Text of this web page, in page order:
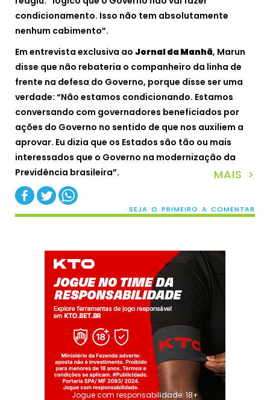
condicionamento. Isso não tem absolutamente
nenhum cabimento”.
Em entrevista exclusiva ao Jornal da Manhã, Marun
disse que não rebateria o companheiro da linha de
frente na defesa do Governo, porque disse ser uma
verdade: “Não estamos condicionando. Estamos
conversando com governadores beneficiados por
ações do Governo no sentido de que nos auxiliem a
aprovar. Eu dizia que os Estados são tão ou mais
interessados que o Governo na modernização da
Previdência brasileira”.
MAIS >
SEJA O PRIMEIRO A COMENTAR
Jogue com responsabilidade. 18+